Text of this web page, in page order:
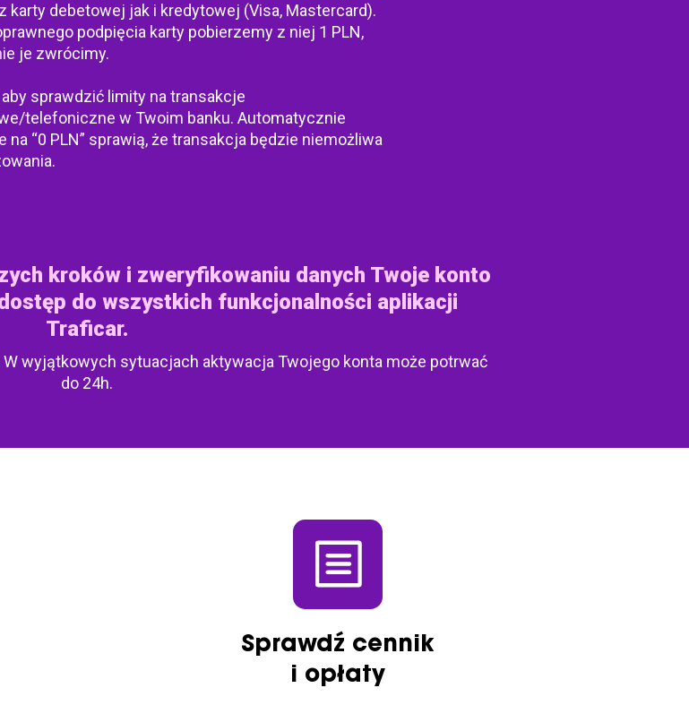
karty debetowej jak i kredytowej (Visa, Mastercard).
podpięcia karty pobierzemy z niej 1 PLN,
je zwrócimy.
sprawdzić limity na transakcje
telefoniczne w Twoim banku. Automatycznie
na “0 PLN” sprawią, że transakcja będzie niemożliwa
kroków i zweryfikowaniu danych Twoje konto
do wszystkich funkcjonalności aplikacji
Traficar.
wyjątkowych sytuacjach aktywacja Twojego konta może potrwać
do 24h.
Sprawdź cennik
i opłaty